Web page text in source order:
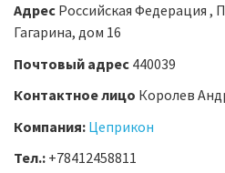
Адрес Российская Федерация ,
Гагарина, дом 16
Почтовый адрес 440039
Контактное лицо Королев
Компания: Цеприкон
Тел.: +78412458811